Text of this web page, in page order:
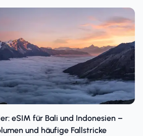
eSIM für Bali und Indonesien –
und häufige Fallstricke